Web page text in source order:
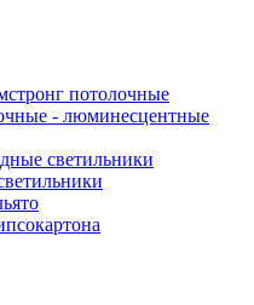
потолочные
- люминесцентные
светильники